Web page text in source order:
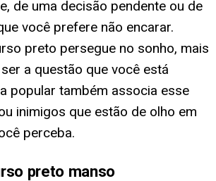
de uma decisão pendente ou de
você prefere não encarar.
preto persegue no sonho, mais
a questão que você está
popular também associa esse
inimigos que estão de olho em
perceba.
preto manso